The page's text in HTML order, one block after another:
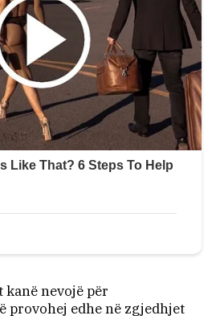
nevojë për
provohej edhe në zgjedhjet